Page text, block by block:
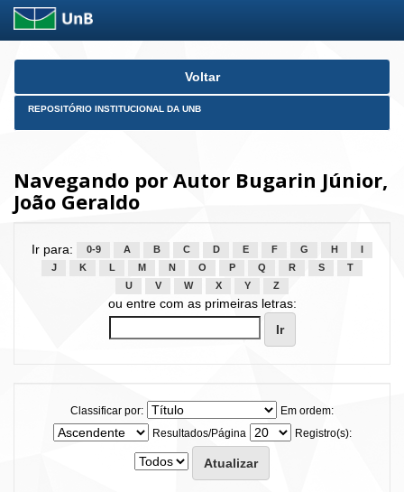
Skip
Voltar
REPOSITÓRIO INSTITUCIONAL DA UNB
Navegando por Autor Bugarin Júnior,
João Geraldo
Ir para: 0-9 A B C D E F G H
J
K L M N O P Q R S
T
U
V W X Y Z
ou entre com as primeiras letras:
Classificar por:
Em ordem:
Resultados/Página
Registro(s):